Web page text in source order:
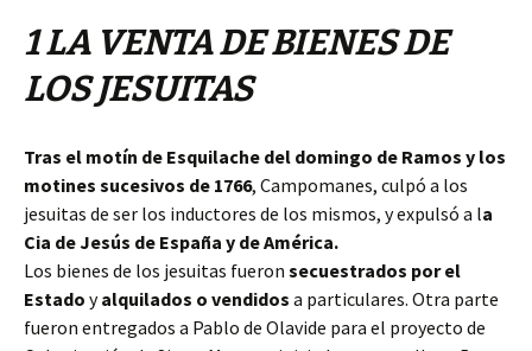
1 LA VENTA DE BIENES DE
LOS JESUITAS
Tras el motín de Esquilache del domingo de Ramos y los
motines sucesivos de 1766, Campomanes, culpó a los
jesuitas de ser los inductores de los mismos, y expulsó a la
Cia de Jesús de España y de América.
Los bienes de los jesuitas fueron secuestrados por el
Estado yalquilados o vendidos a particulares. Otra parte
fueron entregados a Pablo de Olavide para el proyecto de